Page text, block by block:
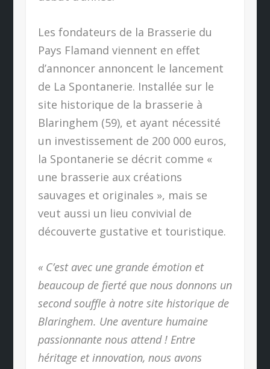
Les fondateurs de la Brasserie du
Pays Flamand viennent en effet
d’annoncer annoncent le lancement
de La Spontanerie. Installée sur le
site historique de la brasserie à
Blaringhem (59), et ayant nécessité
un investissement de 200 000 euros,
la Spontanerie se décrit comme «
une brasserie aux créations
sauvages et originales », mais se
veut aussi un lieu convivial de
découverte gustative et touristique.
« C’est avec une grande émotion et
beaucoup de fierté que nous donnons un
second souffle à notre site historique de
Blaringhem. Une aventure humaine
passionnante nous attend ! Entre
héritage et innovation, nous avons